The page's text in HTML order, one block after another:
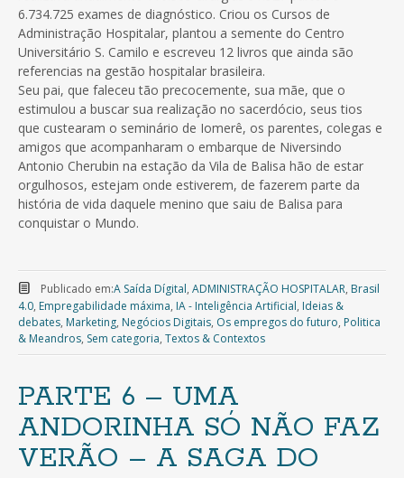
6.734.725 exames de diagnóstico. Criou os Cursos de
Administração Hospitalar, plantou a semente do Centro
Universitário S. Camilo e escreveu 12 livros que ainda são
referencias na gestão hospitalar brasileira.
Seu pai, que faleceu tão precocemente, sua mãe, que o
estimulou a buscar sua realização no sacerdócio, seus tios
que custearam o seminário de Iomerê, os parentes, colegas e
amigos que acompanharam o embarque de Niversindo
Antonio Cherubin na estação da Vila de Balisa hão de estar
orgulhosos, estejam onde estiverem, de fazerem parte da
história de vida daquele menino que saiu de Balisa para
conquistar o Mundo.
Publicado em:A Saída Dígital, ADMINISTRAÇÃO HOSPITALAR, Brasil
4.0, Empregabilidade máxima, IA - Inteligência Artificial, Ideias &
debates, Marketing, Negócios Digitais, Os empregos do futuro, Politica
& Meandros, Sem categoria, Textos & Contextos
PARTE 6 – UMA
ANDORINHA SÓ NÃO FAZ
VERÃO – A SAGA DO